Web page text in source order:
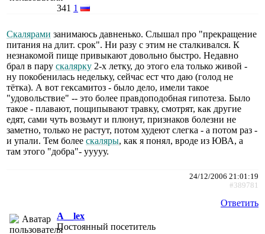
341 1
Скалярами занимаюсь давненько. Слышал про "прекращение
питания на длит. срок". Ни разу с этим не сталкивался. К
незнакомой пище привыкают довольно быстро. Недавно
брал в пару скалярку 2-х летку, до этого ела только живой -
ну покобенилась недельку, сейчас ест что даю (голод не
тётка). А вот гексамитоз - было дело, имели такое
"удовольствие" -- это более правдоподобная гипотеза. Было
такое - плавают, пощипывают травку, смотрят, как другие
едят, сами чуть возьмут и плюнут, признаков болезни не
заметно, только не растут, потом худеют слегка - а потом раз -
и упали. Тем более скаляры, как я понял, вроде из ЮВА, а
там этого "добра"- ууууу.
24/12/2006 21:01:19
#389781
Ответить
A__lex
Постоянный посетитель